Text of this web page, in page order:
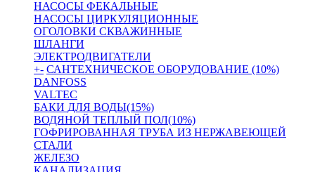
НАСОСЫ ФЕКАЛЬНЫЕ
НАСОСЫ ЦИРКУЛЯЦИОННЫЕ
ОГОЛОВКИ СКВАЖИННЫЕ
ШЛАНГИ
ЭЛЕКТРОДВИГАТЕЛИ
+- САНТЕХНИЧЕСКОЕ ОБОРУДОВАНИЕ (10%)
DANFOSS
VALTEC
БАКИ ДЛЯ ВОДЫ(15%)
ВОДЯНОЙ ТЕПЛЫЙ ПОЛ(10%)
ГОФРИРОВАННАЯ ТРУБА ИЗ НЕРЖАВЕЮЩЕЙ
СТАЛИ
ЖЕЛЕЗО